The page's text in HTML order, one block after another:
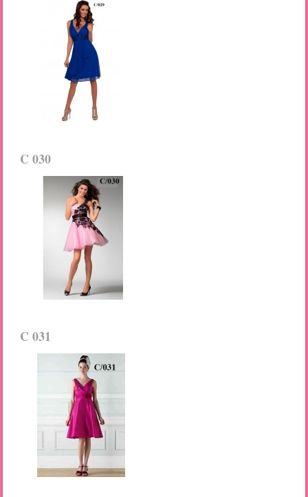
C 030
C 031